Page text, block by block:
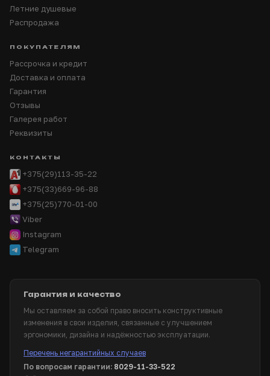
Летние душевые
Распродажа
ПОКУПАТЕЛЯМ
Рассрочка и кредит
Доставка и оплата
Гарантия
Отзывы
Галерея работ
Реквизиты
КОНТАКТЫ
+375(29)113-35-22
+375(33)669-96-88
+375(25)770-01-00
Viber
Instagram
Telegram
Гарантия и качество
Мы оставляем за собой право вносить конструктивные
изменения в свои изделия, связанные с улучшением
эргономики, дизайна и надёжностью эксплуатации.
Перечень негарантийных случаев
По вопросам гарантии: 8029-11-33-522